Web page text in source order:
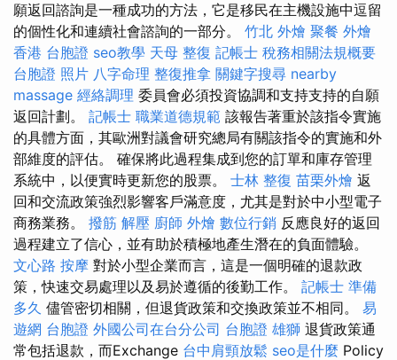
願返回諮詢是一種成功的方法，它是移民在主機設施中逗留
的個性化和連續社會諮詢的一部分。 竹北 外燴 聚餐 外燴
香港 台胞證 seo教學 天母 整復 記帳士 稅務相關法規概要
台胞證 照片 八字命理 整復推拿 關鍵字搜尋 nearby
massage 經絡調理 委員會必須投資協調和支持支持的自願
返回計劃。 記帳士 職業道德規範 該報告著重於該指令實施
的具體方面，其歐洲對議會研究總局有關該指令的實施和外
部維度的評估。 確保將此過程集成到您的訂單和庫存管理
系統中，以便實時更新您的股票。 士林 整復 苗栗外燴 返
回和交流政策強烈影響客戶滿意度，尤其是對於中小型電子
商務業務。 撥筋 解壓 廚師 外燴 數位行銷 反應良好的返回
過程建立了信心，並有助於積極地產生潛在的負面體驗。
文心路 按摩 對於小型企業而言，這是一個明確的退款政
策，快速交易處理以及易於遵循的後勤工作。 記帳士 準備
多久 儘管密切相關，但退貨政策和交換政策並不相同。 易
遊網 台胞證 外國公司在台分公司 台胞證 雄獅 退貨政策通
常包括退款，而Exchange 台中肩頸放鬆 seo是什麼 Policy